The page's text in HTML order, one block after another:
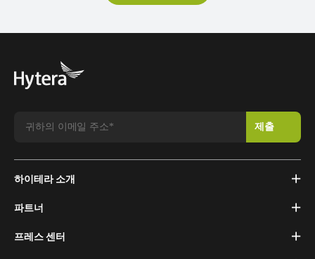
하이테라 소개
파트너
프레스 센터